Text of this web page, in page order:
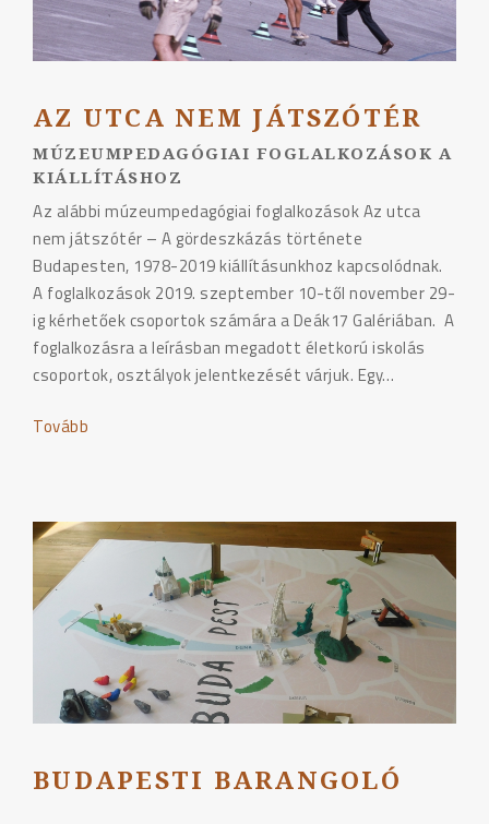
AZ UTCA NEM JÁTSZÓTÉR
MÚZEUMPEDAGÓGIAI FOGLALKOZÁSOK A
KIÁLLÍTÁSHOZ
Az alábbi múzeumpedagógiai foglalkozások Az utca
nem játszótér – A gördeszkázás története
Budapesten, 1978-2019 kiállításunkhoz kapcsolódnak.
A foglalkozások 2019. szeptember 10-től november 29-
ig kérhetőek csoportok számára a Deák17 Galériában. A
foglalkozásra a leírásban megadott életkorú iskolás
csoportok, osztályok jelentkezését várjuk. Egy…
Tovább
BUDAPESTI BARANGOLÓ